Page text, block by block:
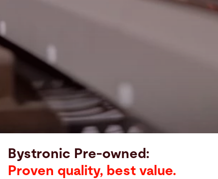
Bystronic Pre-owned:
Proven quality, best value.